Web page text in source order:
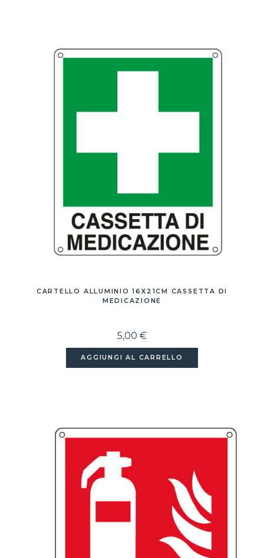
CARTELLO ALLUMINIO 16X21CM CASSETTA DI
MEDICAZIONE
5,00 €
AGGIUNGI AL CARRELLO